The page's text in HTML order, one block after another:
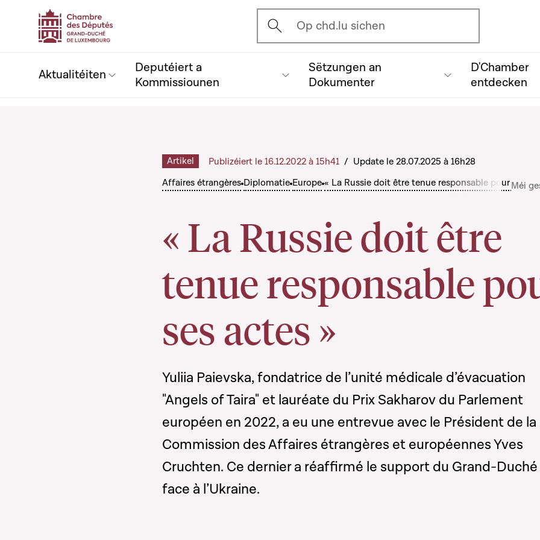
Ouvrir l'écran de recherche
Op chd.lu sichen
Aktualitéiten
Deputéiert a
Kommissiounen
Sëtzungen an
Dokumenter
D'Chamber
entdecken
Affaires étrangères Diplomatie Europe « La Russie doit être tenue responsable pour ses
Méi
« La Russie doit être
tenue responsable
ses actes »
Artikel Publizéiert le 16.12.2022 à 15h41 / Update le 28.07.2025 à 16h28
Yuliia Paievska, fondatrice de l’unité médicale d’évacuation
"Angels of Taira" et lauréate du Prix Sakharov du Parlement
européen en 2022, a eu une entrevue avec le Président de la
Commission des Affaires étrangères et européennes Yves
Cruchten. Ce dernier a réaffirmé le support du Grand-Duché
face à l’Ukraine.